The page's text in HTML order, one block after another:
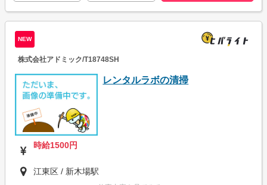
NEW
株式会社アドミック/T18748SH
レンタルラボの清掃
時給1500円
江東区 / 新木場駅